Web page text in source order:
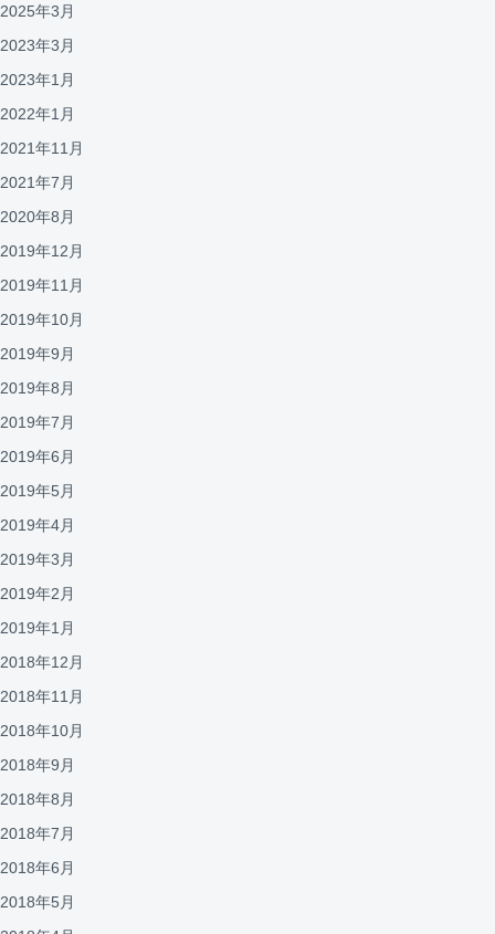
2025年3月
2023年3月
2023年1月
2022年1月
2021年11月
2021年7月
2020年8月
2019年12月
2019年11月
2019年10月
2019年9月
2019年8月
2019年7月
2019年6月
2019年5月
2019年4月
2019年3月
2019年2月
2019年1月
2018年12月
2018年11月
2018年10月
2018年9月
2018年8月
2018年7月
2018年6月
2018年5月